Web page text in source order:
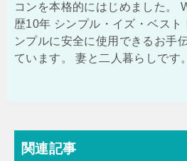
コンを本格的にはじめました。
歴10年 シンプル・イズ・ベスト
ンプルに安全に使用できるお手
ています。 妻と二人暮らしです。
関連記事